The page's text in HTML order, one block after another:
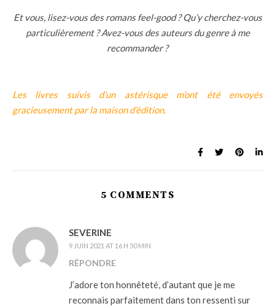
Et vous, lisez-vous des romans feel-good ? Qu’y cherchez-vous
particulièrement ? Avez-vous des auteurs du genre à me
recommander ?
Les livres suivis d’un astérisque m’ont été envoyés
gracieusement par la maison d’édition.
5 COMMENTS
SEVERINE
9 JUIN 2021 AT 16 H 50 MIN
RÉPONDRE
J’adore ton honnêteté, d’autant que je me
reconnais parfaitement dans ton ressenti sur